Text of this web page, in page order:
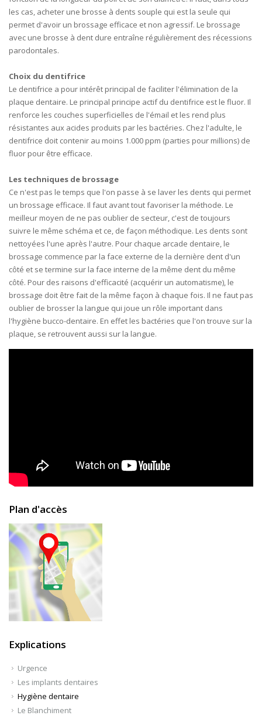
les cas, acheter une brosse à dents souple qui est la seule qui
permet d'avoir un brossage efficace et non agressif. Le brossage
avec une brosse à dent dure entraîne régulièrement des récessions
parodontales.
Choix du dentifrice
Le dentifrice a pour intérêt principal de faciliter l'élimination de la
plaque dentaire. Le principal principe actif du dentifrice est le fluor. Il
renforce les couches superficielles de l'émail et les rend plus
résistantes aux acides produits par les bactéries. Chez l'adulte, le
dentifrice doit contenir au moins 1.000 ppm (parties pour millions) de
fluor pour être efficace.
Les techniques de brossage
Ce n'est pas le temps que l'on passe à se laver les dents qui permet
un brossage efficace. Il faut avant tout favoriser la méthode. Le
meilleur moyen de ne pas oublier de secteur, c'est de toujours
suivre le même schéma et ce, de façon méthodique. Les dents sont
nettoyées l'une après l'autre. Pour chaque arcade dentaire, le
brossage commence par la face externe de la dernière dent d'un
côté et se termine sur la face interne de la même dent du même
côté. Pour des raisons d'efficacité (acquérir un automatisme), le
brossage doit être fait de la même façon à chaque fois. Il ne faut pas
oublier de brosser la langue qui joue un rôle important dans
l'hygiène bucco-dentaire. En effet les bactéries que l'on trouve sur la
plaque, se retrouvent aussi sur la langue.
Plan d'accès
Explications
Urgence
Les implants dentaires
Hygiène dentaire
Le Blanchiment